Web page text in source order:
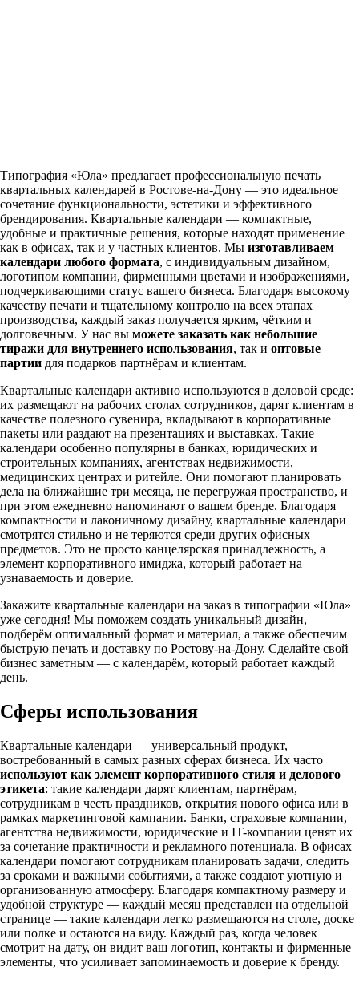
Типография «Юла» предлагает профессиональную печать
квартальных календарей в Ростове-на-Дону — это идеальное
сочетание функциональности, эстетики и эффективного
брендирования. Квартальные календари — компактные,
удобные и практичные решения, которые находят применение
как в офисах, так и у частных клиентов. Мы изготавливаем
календари любого формата, с индивидуальным дизайном,
логотипом компании, фирменными цветами и изображениями,
подчеркивающими статус вашего бизнеса. Благодаря высокому
качеству печати и тщательному контролю на всех этапах
производства, каждый заказ получается ярким, чётким и
долговечным. У нас вы можете заказать как небольшие
тиражи для внутреннего использования, так и оптовые
партии для подарков партнёрам и клиентам.
Квартальные календари активно используются в деловой среде:
их размещают на рабочих столах сотрудников, дарят клиентам в
качестве полезного сувенира, вкладывают в корпоративные
пакеты или раздают на презентациях и выставках. Такие
календари особенно популярны в банках, юридических и
строительных компаниях, агентствах недвижимости,
медицинских центрах и ритейле. Они помогают планировать
дела на ближайшие три месяца, не перегружая пространство, и
при этом ежедневно напоминают о вашем бренде. Благодаря
компактности и лаконичному дизайну, квартальные календари
смотрятся стильно и не теряются среди других офисных
предметов. Это не просто канцелярская принадлежность, а
элемент корпоративного имиджа, который работает на
узнаваемость и доверие.
Закажите квартальные календари на заказ в типографии «Юла»
уже сегодня! Мы поможем создать уникальный дизайн,
подберём оптимальный формат и материал, а также обеспечим
быструю печать и доставку по Ростову-на-Дону. Сделайте свой
бизнес заметным — с календарём, который работает каждый
день.
Сферы использования
Квартальные календари — универсальный продукт,
востребованный в самых разных сферах бизнеса. Их часто
используют как элемент корпоративного стиля и делового
этикета: такие календари дарят клиентам, партнёрам,
сотрудникам в честь праздников, открытия нового офиса или в
рамках маркетинговой кампании. Банки, страховые компании,
агентства недвижимости, юридические и IT-компании ценят их
за сочетание практичности и рекламного потенциала. В офисах
календари помогают сотрудникам планировать задачи, следить
за сроками и важными событиями, а также создают уютную и
организованную атмосферу. Благодаря компактному размеру и
удобной структуре — каждый месяц представлен на отдельной
странице — такие календари легко размещаются на столе, доске
или полке и остаются на виду. Каждый раз, когда человек
смотрит на дату, он видит ваш логотип, контакты и фирменные
элементы, что усиливает запоминаемость и доверие к бренду.